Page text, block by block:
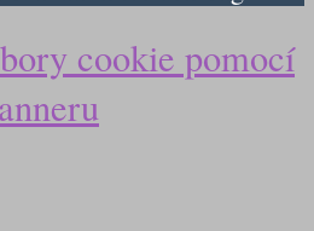
cookie pomocí